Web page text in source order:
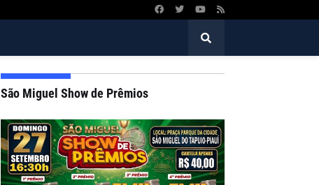
São Miguel Show de Prêmios